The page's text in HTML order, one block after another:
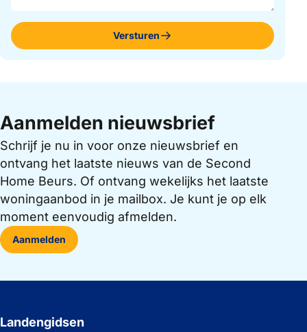
Versturen
Aanmelden nieuwsbrief
Schrijf je nu in voor onze nieuwsbrief en
ontvang het laatste nieuws van de Second
Home Beurs. Of ontvang wekelijks het laatste
woningaanbod in je mailbox. Je kunt je op elk
moment eenvoudig afmelden.
Aanmelden
Landengidsen